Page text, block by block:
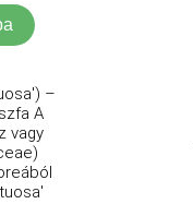
–
A
vagy